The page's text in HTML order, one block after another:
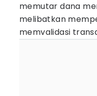
memutar dana
melibatkan
memvalidasi